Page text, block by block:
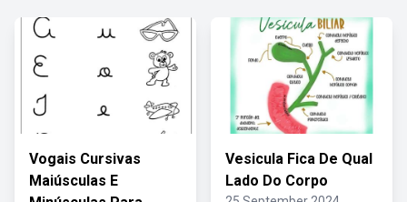
Vogais Cursivas
Maiúsculas E
Vesicula Fica De Qual
Lado Do Corpo